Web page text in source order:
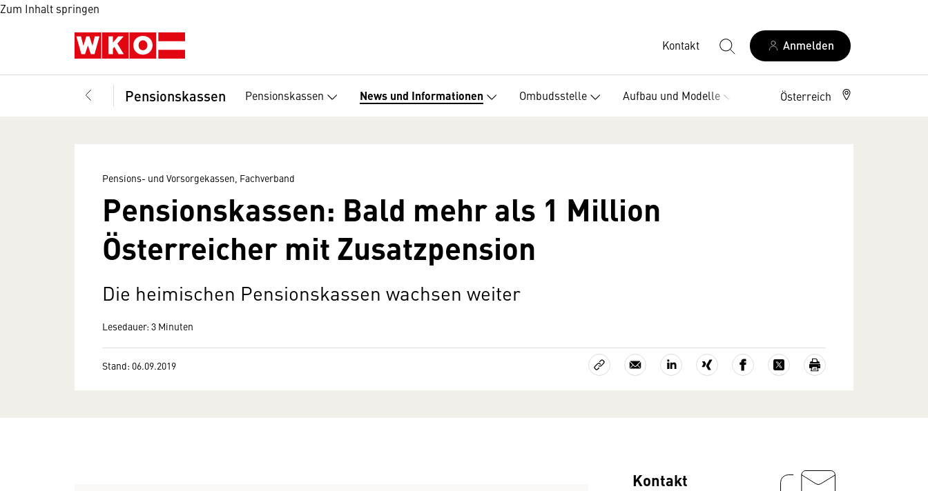
Zum Inhalt springen
Kontakt Anmelden
Pensionskassen Pensionskassen News und Informationen Ombudsstelle Aufbau und Modelle VorteileÖsterreich
Pensions- und Vorsorgekassen, Fachverband
Pensionskassen: Bald mehr als 1 Million
Österreicher mit Zusatzpension
Die heimischen Pensionskassen wachsen weiter
Lesedauer: 3 Minuten
Stand: 06.09.2019
Kontakt